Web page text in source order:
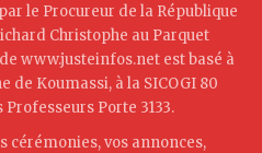
le Procureur de la République
Christophe au Parquet
www.justeinfos.net est basé à
de Koumassi, à la SICOGI 80
Porte 3133.
cérémonies, vos annonces,